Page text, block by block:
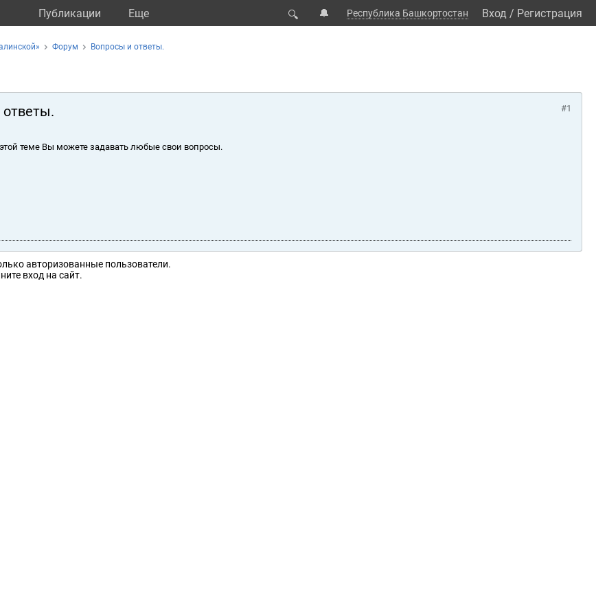
Публикации Eще 🔍 🔔 Республика Башкортостан Вход / Регистрация
Форум Вопросы и ответы.
#1
этой теме Вы можете задавать любые свои вопросы.
авторизованные пользователи.
вход на сайт.